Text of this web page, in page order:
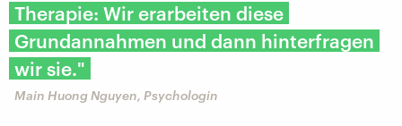
Therapie: Wir erarbeiten diese
Grundannahmen und dann hinterfragen
wir sie."
Main Huong Nguyen, Psychologin